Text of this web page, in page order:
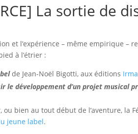
La sortie de
et l’expérience – même empirique –
à l’étrier :
de Jean-Noël Bigotti, aux éditions Irma
le développement d’un projet musical
ou bien au tout début de l’aventure,
jeune label.